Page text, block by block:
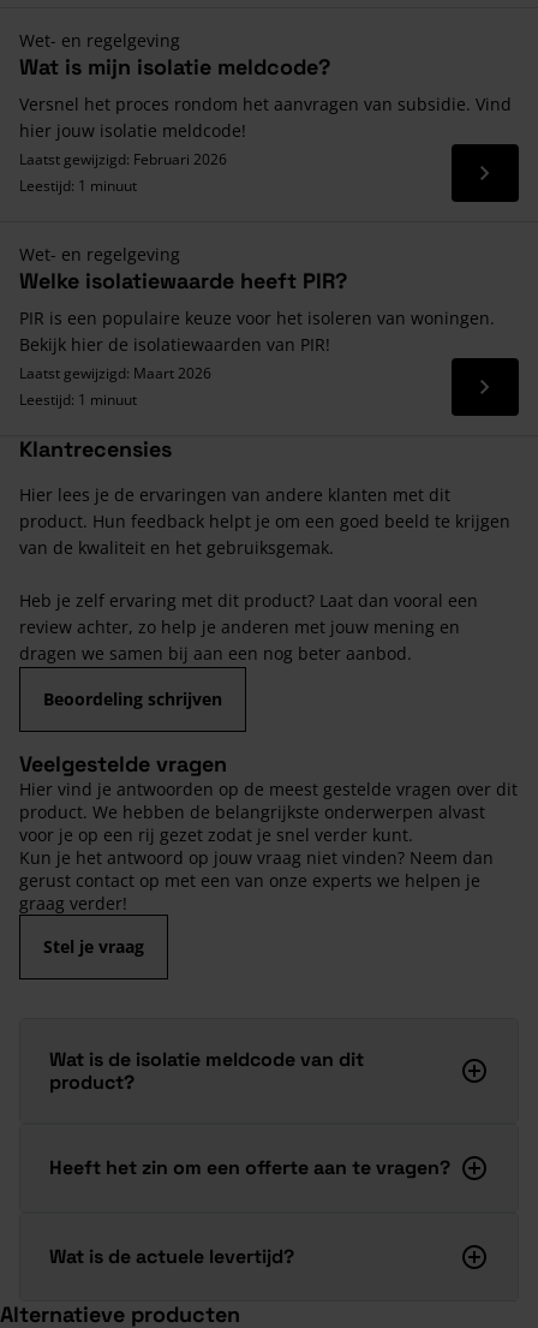
Wet- en regelgeving
Wat is mijn isolatie meldcode?
Versnel het proces rondom het aanvragen van subsidie. Vind
hier jouw isolatie meldcode!
Laatst gewijzigd: Februari 2026
Leestijd: 1 minuut
Lees
Wet- en regelgeving
Welke isolatiewaarde heeft PIR?
PIR is een populaire keuze voor het isoleren van woningen.
Bekijk hier de isolatiewaarden van PIR!
Laatst gewijzigd: Maart 2026
Leestijd: 1 minuut
Lees
Klantrecensies
Hier lees je de ervaringen van andere klanten met dit
product. Hun feedback helpt je om een goed beeld te krijgen
van de kwaliteit en het gebruiksgemak.
Heb je zelf ervaring met dit product? Laat dan vooral een
review achter, zo help je anderen met jouw mening en
dragen we samen bij aan een nog beter aanbod.
Beoordeling schrijven
Veelgestelde vragen
Hier vind je antwoorden op de meest gestelde vragen over dit
product. We hebben de belangrijkste onderwerpen alvast
voor je op een rij gezet zodat je snel verder kunt.
Kun je het antwoord op jouw vraag niet vinden? Neem dan
gerust contact op met een van onze experts we helpen je
graag verder!
Stel je vraag
Wat is de isolatie meldcode van dit
product?
Heeft het zin om een offerte aan te vragen?
Wat is de actuele levertijd?
Alternatieve producten